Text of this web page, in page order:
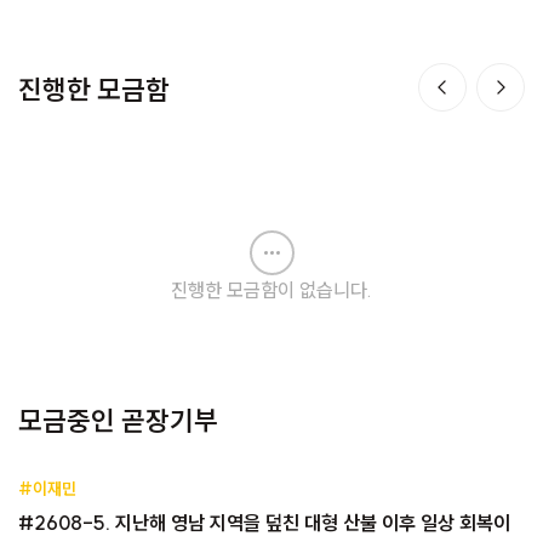
진행한 모금함
진행한 모금함이 없습니다.
모금중인 곧장기부
#이재민
#2608-5. 지난해 영남 지역을 덮친 대형 산불 이후 일상 회복이